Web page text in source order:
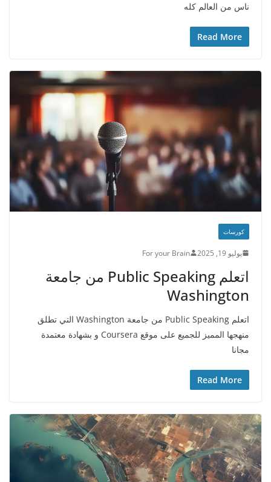
ناس من العالم كله
Read More
كورسات
يوليو 19, 2025 For your Brain
اتعلم Public Speaking من جامعة
Washington
اتعلم Public Speaking من جامعة Washington التي تطلق
منهجها المميز للجميع على موقع Coursera و بشهادة معتمدة
مجانا
Read More